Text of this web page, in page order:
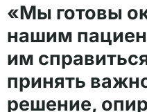
«Мы готовы
нашим
им
принять
решение,